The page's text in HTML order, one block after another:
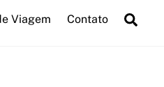
Viagem Contato